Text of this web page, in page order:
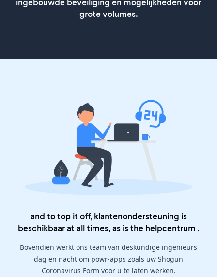
ingebouwde beveiliging en mogelijkheden voor
grote volumes.
and to top it off, klantenondersteuning is
beschikbaar at all times, as is the helpcentrum .
Bovendien werkt ons team van deskundige ingenieurs
dag en nacht om powr-apps zoals uw Shogun
Coronavirus Form voor u te laten werken.